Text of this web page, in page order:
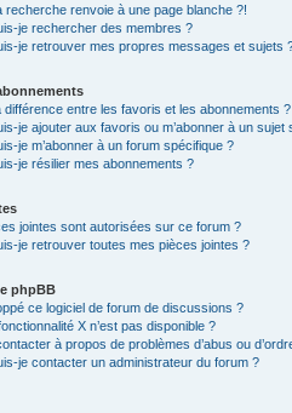
recherche renvoie à une page blanche ?!
je rechercher des membres ?
je retrouver mes propres messages et sujets
différence entre les favoris et les abonnements ?
je ajouter aux favoris ou m’abonner à un sujet
je m’abonner à un forum spécifique ?
je résilier mes abonnements ?
jointes sont autorisées sur ce forum ?
je retrouver toutes mes pièces jointes ?
phpBB
ce logiciel de forum de discussions ?
X n’est pas disponible ?
à propos de problèmes d’abus ou
je contacter un administrateur du forum ?